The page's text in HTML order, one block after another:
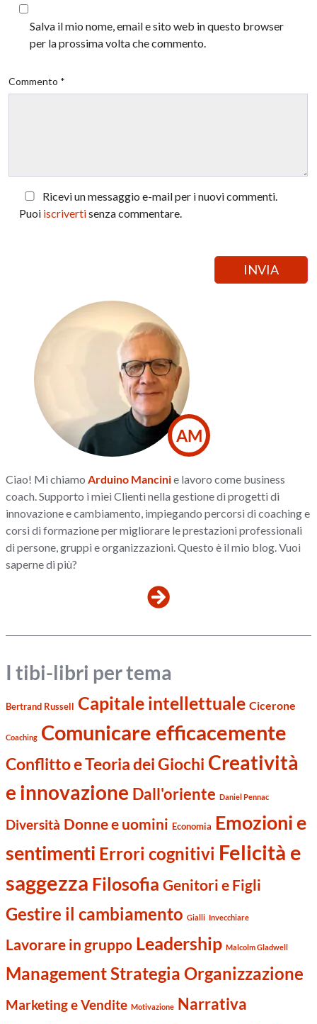
Salva il mio nome, email e sito web in questo browser
per la prossima volta che commento.
Commento *
Ricevi un messaggio e-mail per i nuovi commenti.
Puoi iscrivertisenza commentare.
AM
Ciao! Mi chiamo Arduino Mancinie lavoro come business
coach. Supporto i miei Clienti nella gestione di progetti di
innovazione e cambiamento, impiegando percorsi di coaching e
corsi di formazione per migliorare le prestazioni professionali
di persone, gruppi e organizzazioni. Questo è il mio blog. Vuoi
saperne di più?
I tibi-libri per tema
Bertrand Russell Capitale intellettuale Cicerone
Coaching Comunicare efficacemente
Conflitto e Teoria dei Giochi Creatività
e innovazione Dall'oriente Daniel Pennac
Diversità Donne e uomini Economia Emozioni e
sentimenti Errori cognitivi Felicità e
saggezza Filosofia Genitori e Figli
Gestire il cambiamento Gialli Invecchiare
Lavorare in gruppo Leadership Malcolm Gladwell
Management Strategia Organizzazione
Marketing e Vendite Motivazione Narrativa